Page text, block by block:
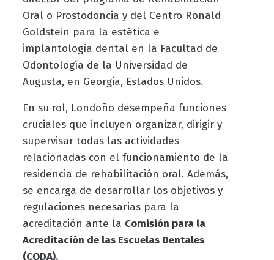
Oral o Prostodoncia y del Centro Ronald
Goldstein para la estética e
implantología dental en la Facultad de
Odontología de la Universidad de
Augusta, en Georgia, Estados Unidos.
En su rol, Londoño desempeña funciones
cruciales que incluyen organizar, dirigir y
supervisar todas las actividades
relacionadas con el funcionamiento de la
residencia de rehabilitación oral. Además,
se encarga de desarrollar los objetivos y
regulaciones necesarias para la
acreditación ante la Comisión para la
Acreditación de las Escuelas Dentales
(CODA).